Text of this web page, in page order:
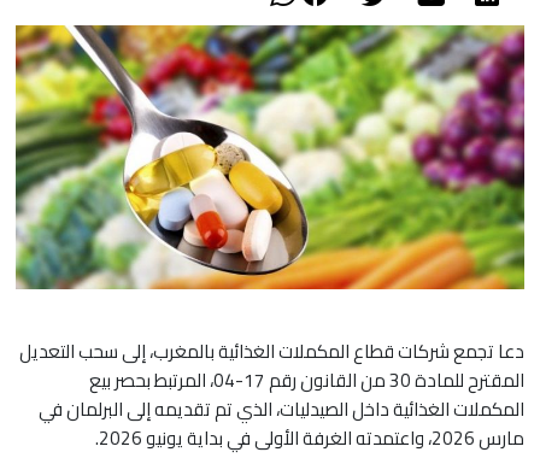
دعا تجمع شركات قطاع المكملات الغذائية بالمغرب، إلى سحب التعديل
المقترح للمادة 30 من القانون رقم 17-04، المرتبط بحصر بيع
المكملات الغذائية داخل الصيدليات، الذي تم تقديمه إلى البرلمان في
مارس 2026، واعتمدته الغرفة الأولى في بداية يونيو 2026.